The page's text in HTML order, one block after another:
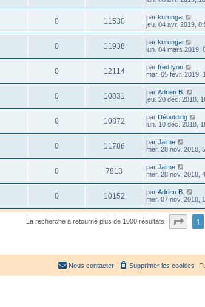
0 11530 par kurungai
jeu. 04 avr. 2019,
0 11938 par kurungai
lun. 04 mars 2019,
0 12114 par fred lyon
mar. 05 févr. 2019,
0 10831 par Adrien B.
jeu. 20 déc. 2018,
0 10872 par Débutdidg
lun. 10 déc. 2018,
0 11786 par Jaime
mer. 28 nov. 2018,
0 7813 par Jaime
mer. 28 nov. 2018,
0 10152 par Adrien B.
mer. 07 nov. 2018,
La recherche a retourné plus de 1000 résultats Page1
Supprimer les cookies
Nous contacter